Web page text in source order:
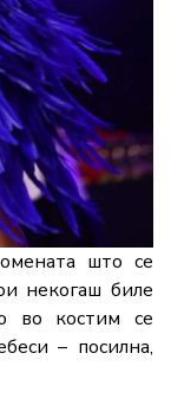
што се
некогаш биле
во костим се
– посилна,